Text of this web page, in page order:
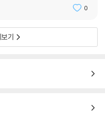
들인 노력과 시간에 의해 달라질
든 영역에 걸쳐 영향을 끼치고 있
로 높아지고 있는데, 안전벨트에
의장이 말하는
0
기